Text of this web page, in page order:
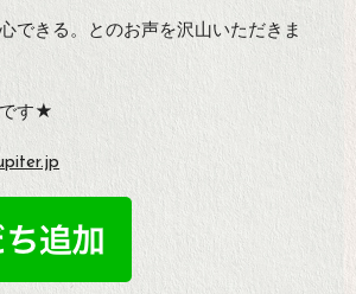
できる。とのお声を沢山いただきま
です★